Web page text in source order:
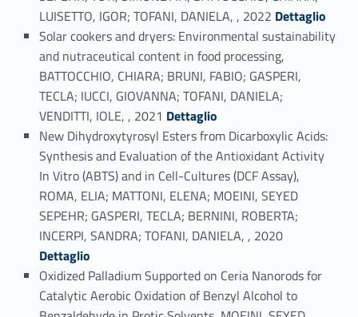
LUISETTO, IGOR; TOFANI, DANIELA, , 2022 Link identifier #identifier_person_30662-8Dettaglio
Solar cookers and dryers: Environmental sustainability
and nutraceutical content in food processing,
BATTOCCHIO, CHIARA; BRUNI, FABIO; GASPERI,
TECLA; IUCCI, GIOVANNA; TOFANI, DANIELA;
VENDITTI, IOLE, , 2021 Link identifier #identifier_person_95943-9Dettaglio
New Dihydroxytyrosyl Esters from Dicarboxylic Acids:
Synthesis and Evaluation of the Antioxidant Activity
In Vitro (ABTS) and in Cell-Cultures (DCF Assay),
ROMA, ELIA; MATTONI, ELENA; MOEINI, SEYED
SEPEHR; GASPERI, TECLA; BERNINI, ROBERTA;
INCERPI, SANDRA; TOFANI, DANIELA, , 2020 Link identifier #identifier_person_36409-10
Dettaglio
Oxidized Palladium Supported on Ceria Nanorods for
Catalytic Aerobic Oxidation of Benzyl Alcohol to